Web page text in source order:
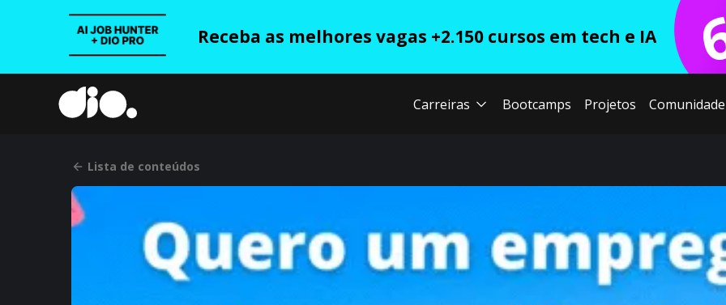
Receba as melhores vagas +2.150 cursos em tech e IA
Carreiras Bootcamps Projetos Comunidade
Lista de conteúdos